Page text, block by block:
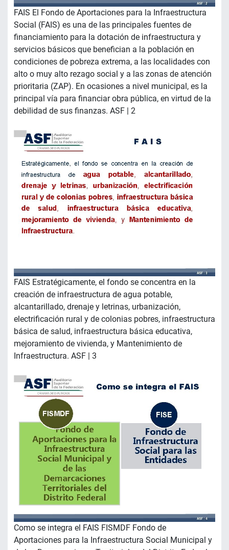
FAIS El Fondo de Aportaciones para la Infraestructura
Social (FAIS) es una de las principales fuentes de
financiamiento para la dotación de infraestructura y
servicios básicos que benefician a la población en
condiciones de pobreza extrema, a las localidades con
alto o muy alto rezago social y a las zonas de atención
prioritaria (ZAP). En ocasiones a nivel municipal, es la
principal vía para financiar obra pública, en virtud de la
debilidad de sus finanzas. ASF | 2
FAIS Estratégicamente, el fondo se concentra en la
creación de infraestructura de agua potable,
alcantarillado, drenaje y letrinas, urbanización,
electrificación rural y de colonias pobres, infraestructura
básica de salud, infraestructura básica educativa,
mejoramiento de vivienda, y Mantenimiento de
Infraestructura. ASF | 3
Como se integra el FAIS FISMDF Fondo de
Aportaciones para la Infraestructura Social Municipal y